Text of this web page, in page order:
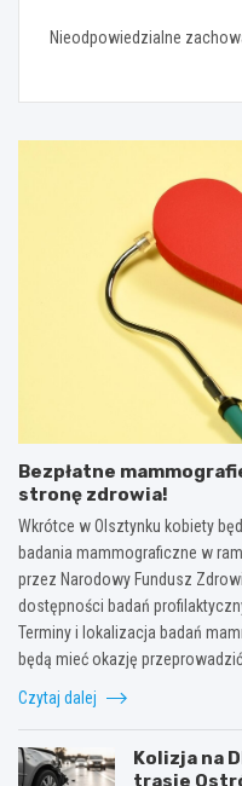
Nieodpowiedzialne
Bezpłatne
stronę zdrowia!
Wkrótce w Olsztynku kobiety
badania mammograficzne w
przez Narodowy Fundusz
dostępności badań
Terminy i lokalizacja badań
będą mieć okazję
Czytaj dalej
Kolizja na
trasie